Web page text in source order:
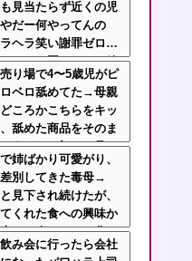
見当たらず近くの児
だー何やってんの
ヘラ笑い謝罪ゼロ…
たのに悪びれない放
？
り場で4〜5歳児がピ
ベロ舐めてた→母親
ころかこちらをキッ
舐めた商品をそのま
あんなの初めて見
姉ばかり可愛がり、
別してきた毒母→
見下され続けたが、
くれた食への興味か
に→今はニート化し
幸せな姿を見せつけ
み会に行ったら会社